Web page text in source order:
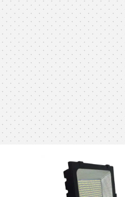
مهتابی درجه حفاظت : IP65 شارنوری
: 2100 لومن زاویه تابش : 120 درجه ابعاد :